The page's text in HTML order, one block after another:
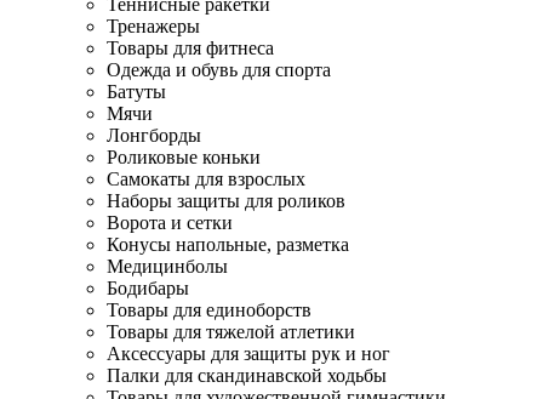
Теннисные ракетки
Тренажеры
Товары для фитнеса
Одежда и обувь для спорта
Батуты
Мячи
Лонгборды
Роликовые коньки
Самокаты для взрослых
Наборы защиты для роликов
Ворота и сетки
Конусы напольные, разметка
Медицинболы
Бодибары
Товары для единоборств
Товары для тяжелой атлетики
Аксессуары для защиты рук и ног
Палки для скандинавской ходьбы